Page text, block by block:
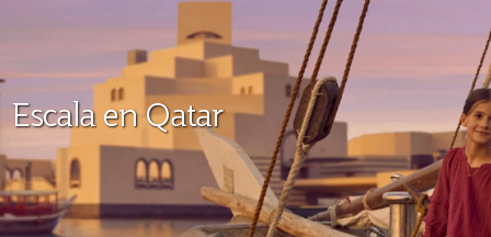
Escala en Qatar